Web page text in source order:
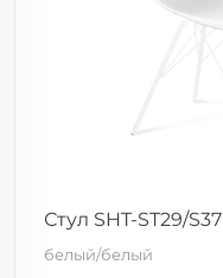
Стул SHT-ST29/S37
белый/белый